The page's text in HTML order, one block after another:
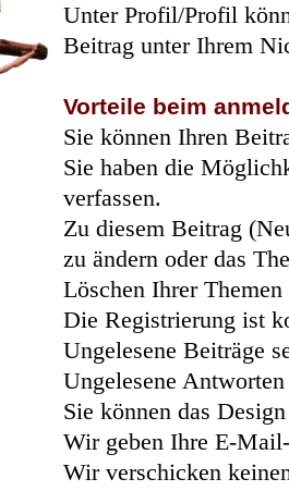
Unter Profil/Profil
Beitrag unter Ihrem
Vorteile beim
Sie können Ihren
Sie haben die
verfassen.
Zu diesem Beitrag
zu ändern oder das
Löschen Ihrer
Die Registrierung ist
Ungelesene Beiträge
Ungelesene
Sie können das
Wir geben Ihre E-
Wir verschicken